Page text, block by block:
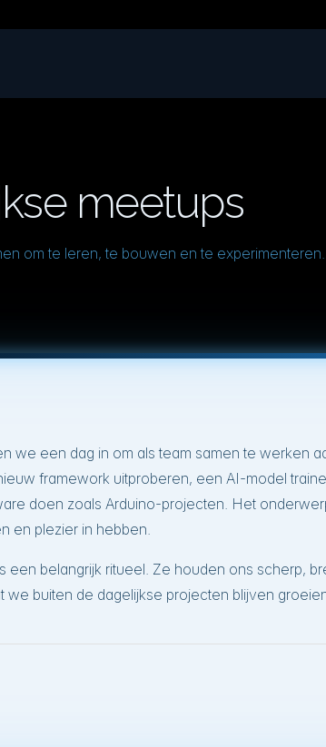
meetups
om te leren, te bouwen en te experimenteren.
we een dag in om als team samen te werken
framework uitproberen, een AI-model
doen zoals Arduino-projecten. Het
en plezier in hebben.
een belangrijk ritueel. Ze houden ons scherp,
we buiten de dagelijkse projecten blijven